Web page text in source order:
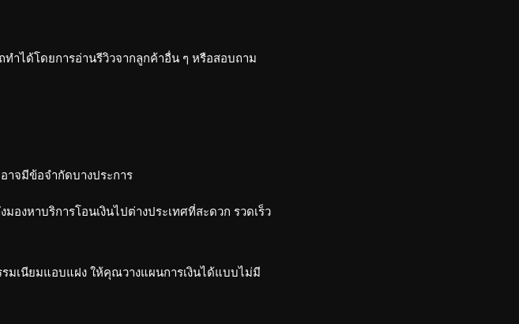
ำได้โดยการอ่านรีวิวจากลูกค้าอื่น ๆ หรือสอบถาม
าจมีข้อจำกัดบางประการ
องหาบริการโอนเงินไปต่างประเทศที่สะดวก รวดเร็ว
มเนียมแอบแฝง ให้คุณวางแผนการเงินได้แบบไม่มี